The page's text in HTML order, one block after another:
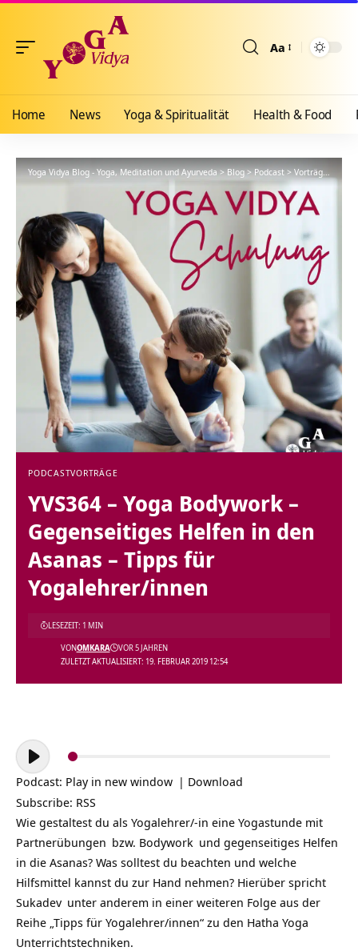
Aa
Home News Yoga & Spiritualität Health & Food
Yoga Vidya Blog - Yoga, Meditation und Ayurveda>Blog>Podcast>Vorträge >
PODCASTVORTRÄGE
YVS364 – Yoga Bodywork –
Gegenseitiges Helfen in den
Asanas – Tipps für
Yogalehrer/innen
ZULETZT AKTUALISIERT: 19. FEBRUAR 2019 12:54
VONOMKARA VOR 5 JAHREN
LESEZEIT: 1 MIN
Audio-
Player
Podcast: Play in new window | Download
Subscribe: RSS
Wie gestaltest du als Yogalehrer/-in eine Yogastunde mit
Partnerübungen bzw. Bodywork und gegenseitiges Helfen
in die Asanas? Was solltest du beachten und welche
Hilfsmittel kannst du zur Hand nehmen? Hierüber spricht
Sukadev unter anderem in einer weiteren Folge aus der
Reihe „Tipps für Yogalehrer/innen“ zu den Hatha Yoga
Unterrichtstechniken.